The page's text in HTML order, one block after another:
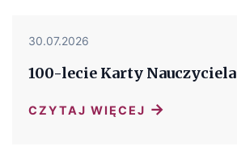
30.07.2026
100-lecie Karty Nauczyciela
CZYTAJ WIĘCEJ →